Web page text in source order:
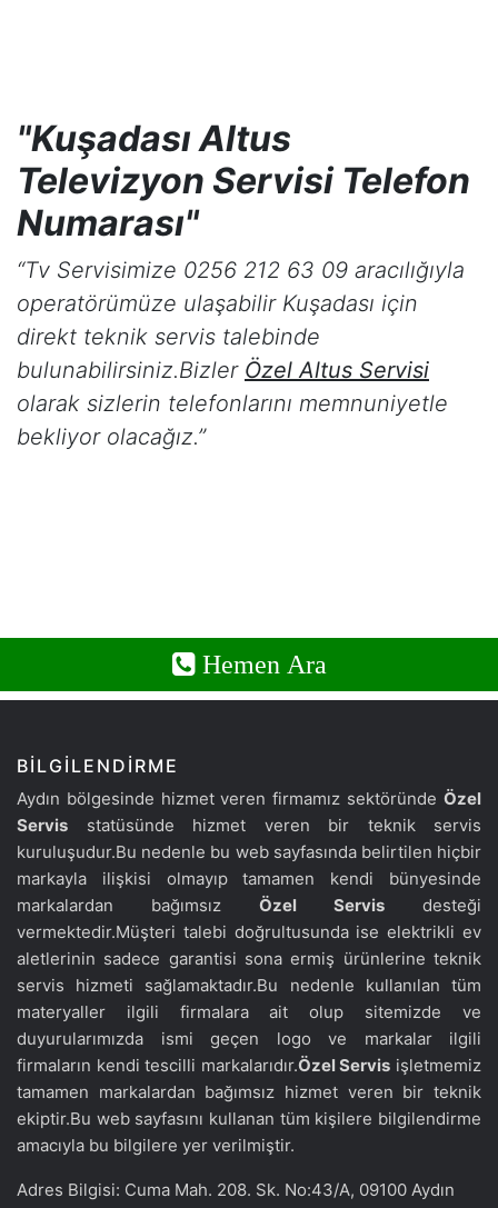
"Kuşadası Altus
Televizyon Servisi Telefon
Numarası"
“Tv Servisimize 0256 212 63 09 aracılığıyla
operatörümüze ulaşabilir Kuşadası için
direkt teknik servis talebinde
bulunabilirsiniz.Bizler Özel Altus Servisi
olarak sizlerin telefonlarını memnuniyetle
bekliyor olacağız.”
Hemen Ara
BILGILENDIRME
Aydın bölgesinde hizmet veren firmamız sektöründe Özel
Servis statüsünde hizmet veren bir teknik servis
kuruluşudur.Bu nedenle bu web sayfasında belirtilen hiçbir
markayla ilişkisi olmayıp tamamen kendi bünyesinde
markalardan bağımsız Özel Servis desteği
vermektedir.Müşteri talebi doğrultusunda ise elektrikli ev
aletlerinin sadece garantisi sona ermiş ürünlerine teknik
servis hizmeti sağlamaktadır.Bu nedenle kullanılan tüm
materyaller ilgili firmalara ait olup sitemizde ve
duyurularımızda ismi geçen logo ve markalar ilgili
firmaların kendi tescilli markalarıdır.Özel Servis işletmemiz
tamamen markalardan bağımsız hizmet veren bir teknik
ekiptir.Bu web sayfasını kullanan tüm kişilere bilgilendirme
amacıyla bu bilgilere yer verilmiştir.
Adres Bilgisi: Cuma Mah. 208. Sk. No:43/A, 09100 Aydın